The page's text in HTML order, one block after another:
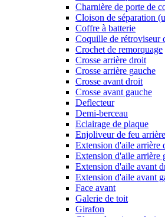
Charnière de porte de
Cloison de séparation
Coffre à batterie
Coquille de rétroviseur
Crochet de remorquage
Crosse arrière droit
Crosse arrière gauche
Crosse avant droit
Crosse avant gauche
Deflecteur
Demi-berceau
Eclairage de plaque
Enjoliveur de feu
Extension d'aile arrière
Extension d'aile arrière
Extension d'aile avant
Extension d'aile avant
Face avant
Galerie de toit
Girafon